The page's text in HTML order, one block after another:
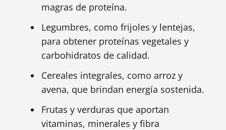
magras de proteína.
Legumbres, como frijoles y lentejas,
para obtener proteínas vegetales y
carbohidratos de calidad.
Cereales integrales, como arroz y
avena, que brindan energía sostenida.
Frutas y verduras que aportan
vitaminas, minerales y fibra